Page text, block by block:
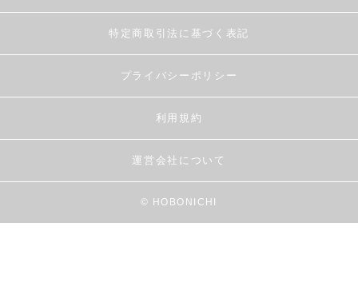
特定商取引法に基づく表記
プライバシーポリシー
利用規約
運営会社について
© HOBONICHI